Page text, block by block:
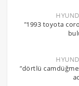
"1993 toyota
"dörtlü